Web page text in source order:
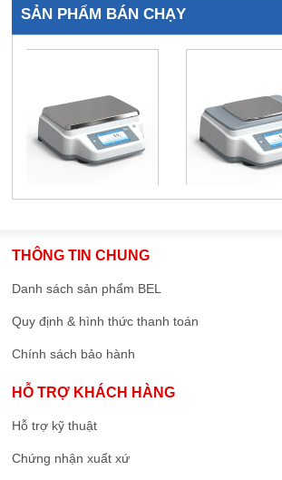
SẢN PHẨM BÁN CHẠY
THÔNG TIN CHUNG
Danh sách sản phẩm BEL
Quy định & hình thức thanh toán
Chính sách bảo hành
HỖ TRỢ KHÁCH HÀNG
Hỗ trợ kỹ thuật
Chứng nhận xuất xứ